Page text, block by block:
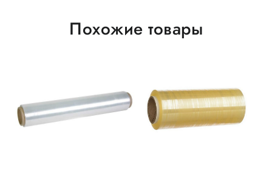
Похожие товары